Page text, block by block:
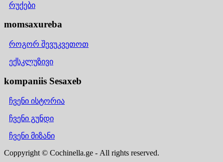
რუქები
momsaxureba
როგორ შევუკვეთოთ
ექსკლუზივი
kompaniis Sesaxeb
ჩვენი ისტორია
ჩვენი გუნდი
ჩვენი მიზანი
Coppyright © Cochinella.ge - All rights reserved.